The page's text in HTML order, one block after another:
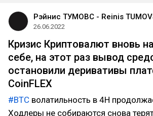
Рэйнис ТУМОВС - Reinis
26.06.2022
Кризис Криптовалют вновь
себе, на этот раз вывод
остановили деривативы
CoinFLEX
#BTC волатильность в 4H
Ходлеры не собираются снова